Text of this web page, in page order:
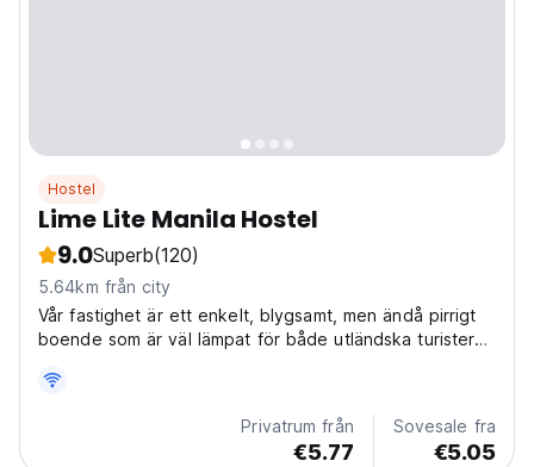
Hostel
Lime Lite Manila Hostel
9.0Superb(120)
5.64km från city
Vår fastighet är ett enkelt, blygsamt, men ändå pirrigt
boende som är väl lämpat för både utländska turister
Privatrum från
€5.77
Sovesale fra
€5.05